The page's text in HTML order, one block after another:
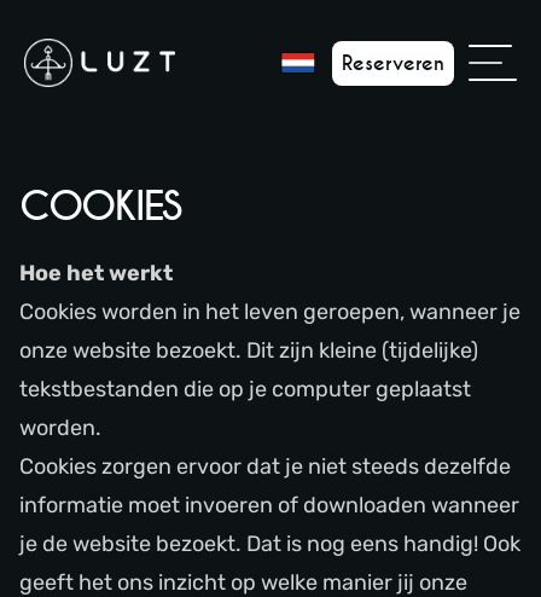
Reserveren
COOKIES
Hoe het werkt
Cookies worden in het leven geroepen, wanneer je
onze website bezoekt. Dit zijn kleine (tijdelijke)
tekstbestanden die op je computer geplaatst
worden.
Cookies zorgen ervoor dat je niet steeds dezelfde
informatie moet invoeren of downloaden wanneer
je de website bezoekt. Dat is nog eens handig! Ook
geeft het ons inzicht op welke manier jij onze